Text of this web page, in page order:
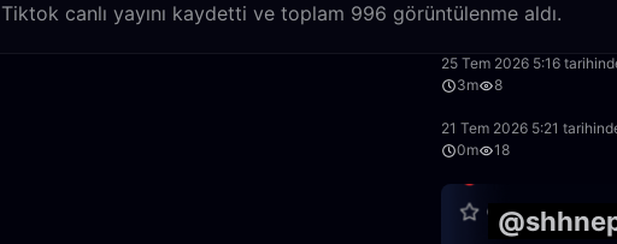
canlı yayını kaydetti ve toplam 996 görüntülenme aldı.
11:11
25 Tem 2026 5:16
3m
8
21 Tem 2026 5:21
0m
18